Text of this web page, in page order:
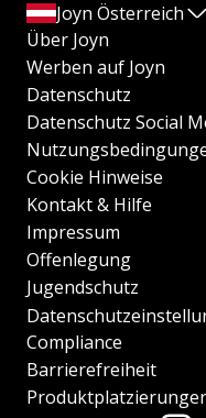
Joyn Österreich
Über Joyn
Werben auf Joyn
Datenschutz
Datenschutz Social
Cookie Hinweise
Kontakt & Hilfe
Impressum
Offenlegung
Jugendschutz
Compliance
Barrierefreiheit